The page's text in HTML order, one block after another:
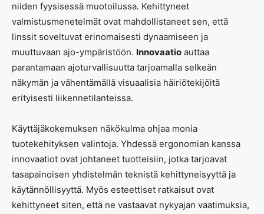
niiden fyysisessä muotoilussa. Kehittyneet
valmistusmenetelmät ovat mahdollistaneet sen, että
linssit soveltuvat erinomaisesti dynaamiseen ja
muuttuvaan ajo-ympäristöön. Innovaatio auttaa
parantamaan ajoturvallisuutta tarjoamalla selkeän
näkymän ja vähentämällä visuaalisia häiriötekijöitä
erityisesti liikennetilanteissa.
Käyttäjäkokemuksen näkökulma ohjaa monia
tuotekehityksen valintoja. Yhdessä ergonomian kanssa
innovaatiot ovat johtaneet tuotteisiin, jotka tarjoavat
tasapainoisen yhdistelmän teknistä kehittyneisyyttä ja
käytännöllisyyttä. Myös esteettiset ratkaisut ovat
kehittyneet siten, että ne vastaavat nykyajan vaatimuksia,